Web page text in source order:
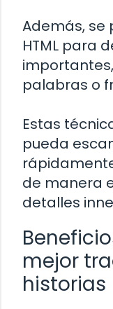
Además, se
HTML para
palabras o
Estas
pueda
de manera
detalles
mejor
historias